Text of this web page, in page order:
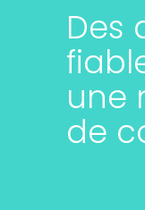
Des
une
de